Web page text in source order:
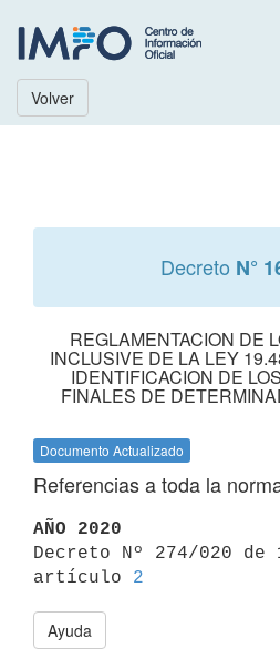
Volver
Decreto N°
REGLAMENTACION DE
INCLUSIVE DE LA LEY
IDENTIFICACION DE
FINALES DE
Documento Actualizado
Referencias a toda la
AÑO 2020
Decreto Nº 274/020 de
artículo 2
Ayuda